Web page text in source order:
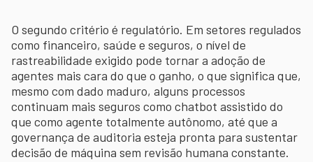
O segundo critério é regulatório. Em setores regulados
como financeiro, saúde e seguros, o nível de
rastreabilidade exigido pode tornar a adoção de
agentes mais cara do que o ganho, o que significa que,
mesmo com dado maduro, alguns processos
continuam mais seguros como chatbot assistido do
que como agente totalmente autônomo, até que a
governança de auditoria esteja pronta para sustentar
decisão de máquina sem revisão humana constante.